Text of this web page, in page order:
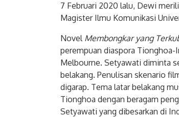
7 Februari 2020 lalu, Dewi
Magister Ilmu Komunikasi
Novel Membongkar yang
perempuan diaspora
Melbourne. Setyawati diminta
belakang. Penulisan skenario
digarap. Tema latar belakang
Tionghoa dengan beragam
Setyawati yang dibesarkan di